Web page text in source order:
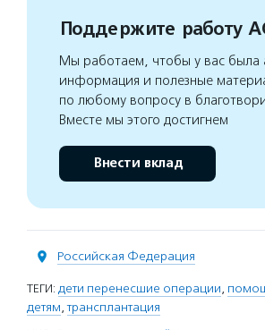
Поддержите работу
Мы работаем, чтобы у вас была
информация и полезные
по любому вопросу в
Вместе мы этого достигнем
Внести вклад
Российская Федерация
ТЕГИ: дети перенесшие операции,
детям,трансплантация